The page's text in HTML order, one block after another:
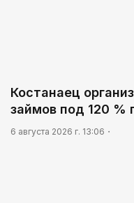
Костанаец
займов под 120 %
6 августа 2026 г. 13:06